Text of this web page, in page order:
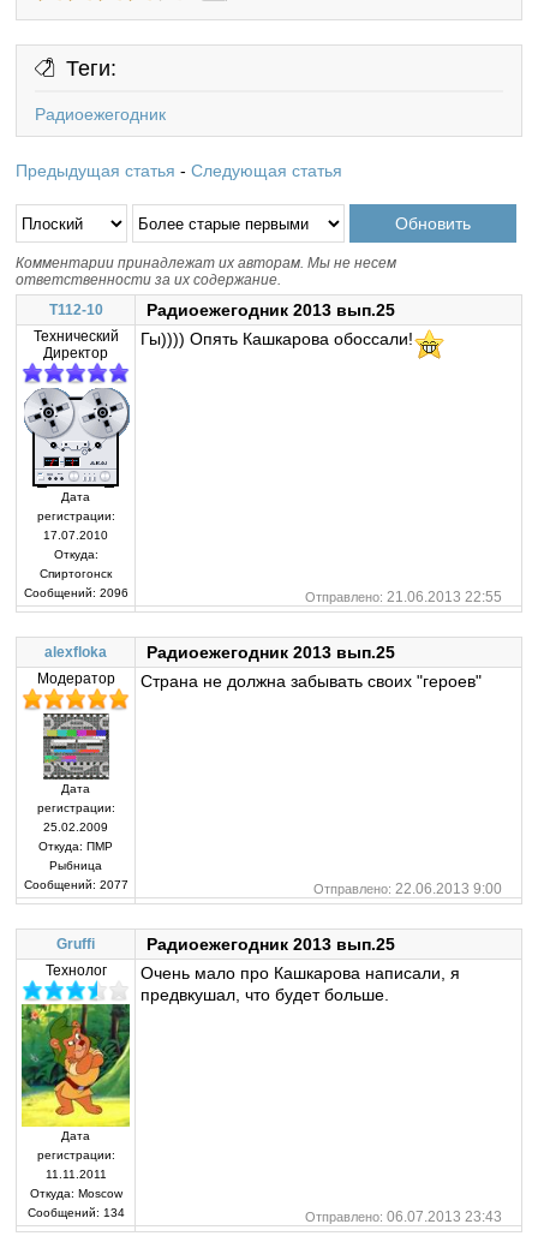
Теги:
Радиоежегодник
Предыдущая статья -Следующая статья
Комментарии принадлежат их авторам. Мы не несем
ответственности за их содержание.
T112-10
Радиоежегодник 2013 вып.25
Технический
Директор
Дата
регистрации:
17.07.2010
Откуда:
Спиртогонск
Сообщений: 2096
Гы)))) Опять Кашкарова обоссали!
Отправлено: 21.06.2013 22:55
alexfloka Радиоежегодник 2013 вып.25
Модератор
Дата
регистрации:
25.02.2009
Откуда: ПМР
Рыбница
Сообщений: 2077
Страна не должна забывать своих "героев"
Отправлено: 22.06.2013 9:00
Gruffi Радиоежегодник 2013 вып.25
Технолог
Дата
регистрации:
11.11.2011
Откуда: Moscow
Сообщений: 134
Очень мало про Кашкарова написали, я
предвкушал, что будет больше.
Отправлено: 06.07.2013 23:43